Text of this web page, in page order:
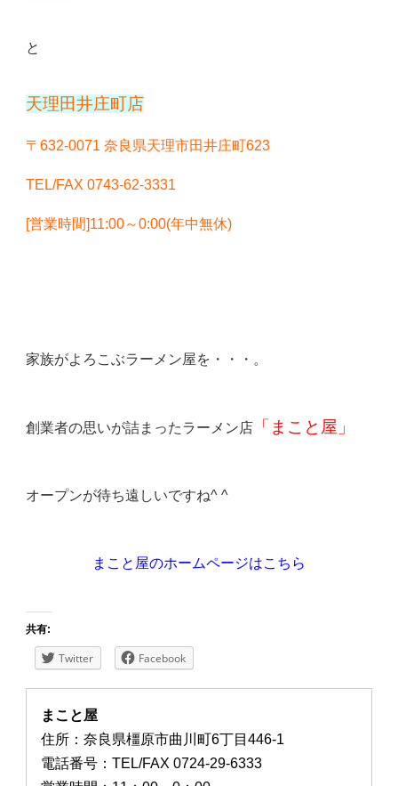
と
天理田井庄町店
〒632-0071 奈良県天理市田井庄町623
TEL/FAX0743-62-3331
[営業時間]11:00～0:00(年中無休)
家族がよろこぶラーメン屋を・・・。
創業者の思いが詰まったラーメン店 「まこと屋」
オープンが待ち遠しいですね^ ^
まこと屋のホームページはこちら
共有:
Twitter Facebook
まこと屋
住所：奈良県橿原市曲川町6丁目446-1
電話番号：TEL/FAX 0724-29-6333